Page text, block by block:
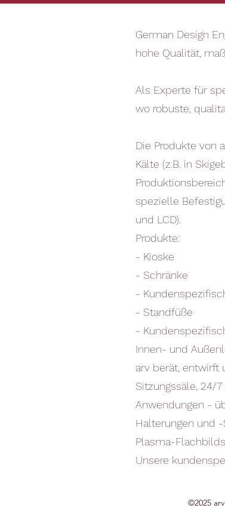
German Design
hohe Qualität,
Als Experte für
wo robuste,
Die Produkte von
Kälte (z.B. in
spezielle
und LCD).
Produkte:
- Kioske
- Schränke
-
- Standfüße
-
Innen- und
arv berät, entwirft
Sitzungssäle, 24/
Anwendungen -
Halterungen und
Plasma-
Unsere
©2025